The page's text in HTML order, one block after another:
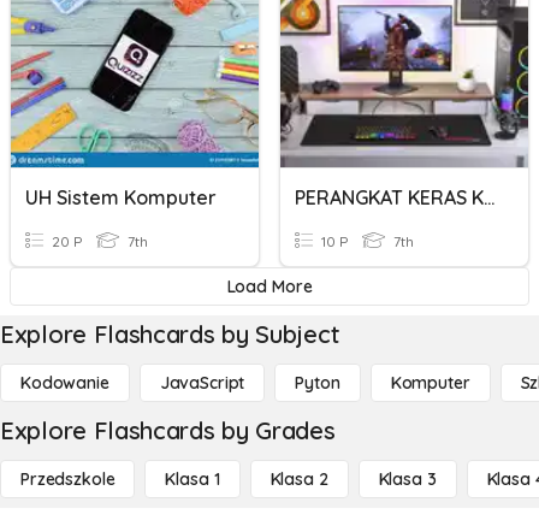
UH Sistem Komputer
20 P 7th
PERANGKAT KERAS KOMPUTER
10 P 7th
Load More
Explore Flashcards by Subject
Kodowanie JavaScript Pyton Komputer
Explore Flashcards by Grades
Przedszkole Klasa 1 Klasa 2 Klasa 3 Klasa